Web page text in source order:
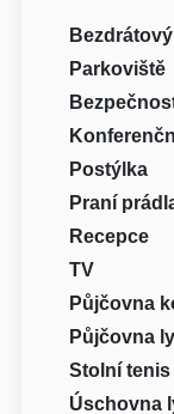
Parkoviště
Postýlka
Praní
Recepce
TV
Půjčovna
Půjčovna
Stolní tenis
Úschovna